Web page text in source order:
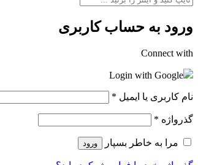
ورود به حساب کاربری
Connect with
Login with Google
نام کاربری یا ایمیل *
گذرواژه *
مرا به خاطر بسپار ورود